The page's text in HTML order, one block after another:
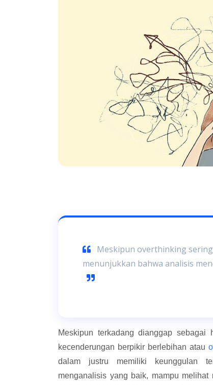
Meskipun overthinking
menunjukkan bahwa analisis
Meskipun terkadang dianggap
kecenderungan berpikir berlebihan atau
dalam justru memiliki keunggulan
menganalisis yang baik, mampu